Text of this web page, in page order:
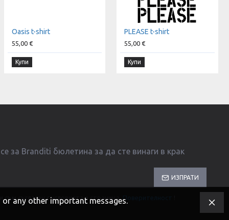
Oasis t-shirt
55,00 €
Купи
PLEASE t-shirt
55,00 €
Купи
за Branditi бюлетина за да сте винаги в крак
ИЗПРАТИ
съм съгласен с условията в страница Поверителност
any other important messages.